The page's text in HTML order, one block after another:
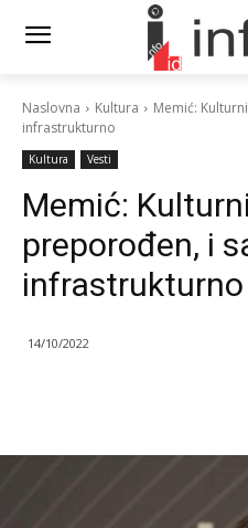
Naslovna Kultura
Memić:
infrastrukturno
Kultura Vesti
Memić:
preporođen, i
infrastrukturno
14/10/2022